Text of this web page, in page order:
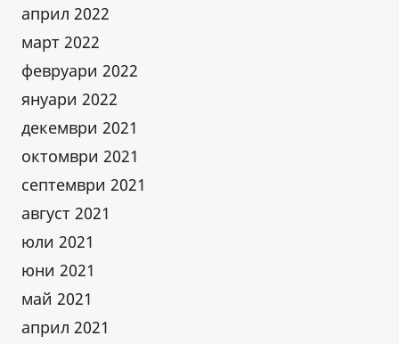
април 2022
март 2022
февруари 2022
януари 2022
декември 2021
октомври 2021
септември 2021
август 2021
юли 2021
юни 2021
май 2021
април 2021